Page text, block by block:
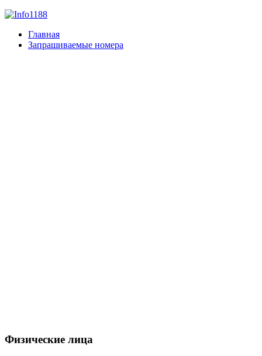
Главная
Запрашиваемые номера
Физические лица